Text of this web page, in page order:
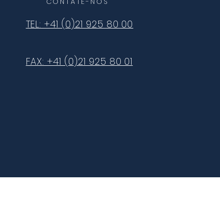
TEL: +41 (0)21 925 80 00
FAX: +41 (0)21 925 80 01